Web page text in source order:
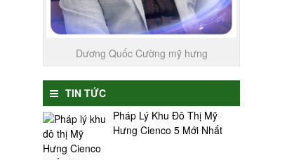
Dương Quốc Cường mỹ hưng
TIN TỨC
Pháp Lý Khu Đô Thị Mỹ
Hưng Cienco 5 Mới Nhất